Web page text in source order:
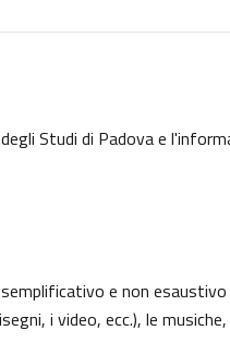
Studi di Padova e
e non
i video, ecc.), le